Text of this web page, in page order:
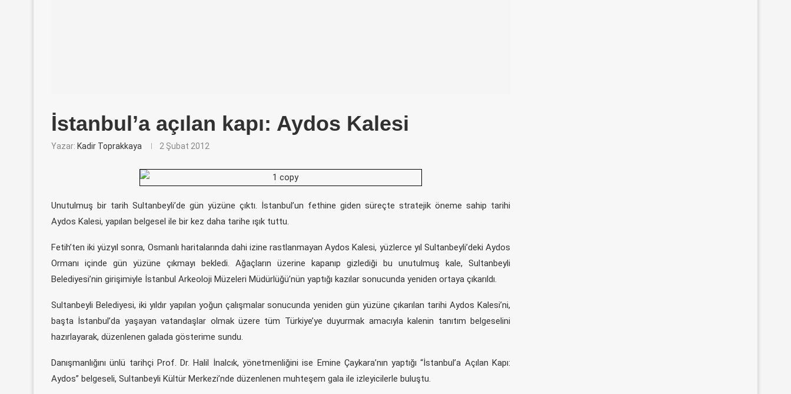
İstanbul’a açılan kapı: Aydos Kalesi
Yazar: Kadir Toprakkaya 2 Şubat 2012
Unutulmuş bir tarih Sultanbeyli’de gün yüzüne çıktı. İstanbul’un fethine giden süreçte stratejik öneme sahip tarihi
Aydos Kalesi, yapılan belgesel ile bir kez daha tarihe ışık tuttu.
Fetih’ten iki yüzyıl sonra, Osmanlı haritalarında dahi izine rastlanmayan Aydos Kalesi, yüzlerce yıl Sultanbeyli’deki Aydos
Ormanı içinde gün yüzüne çıkmayı bekledi. Ağaçların üzerine kapanıp gizlediği bu unutulmuş kale, Sultanbeyli
Belediyesi’nin girişimiyle İstanbul Arkeoloji Müzeleri Müdürlüğü’nün yaptığı kazılar sonucunda yeniden ortaya çıkarıldı.
Sultanbeyli Belediyesi, iki yıldır yapılan yoğun çalışmalar sonucunda yeniden gün yüzüne çıkarılan tarihi Aydos Kalesi’ni,
başta İstanbul’da yaşayan vatandaşlar olmak üzere tüm Türkiye’ye duyurmak amacıyla kalenin tanıtım belgeselini
hazırlayarak, düzenlenen galada gösterime sundu.
Danışmanlığını ünlü tarihçi Prof. Dr. Halil İnalcık, yönetmenliğini ise Emine Çaykara’nın yaptığı “İstanbul’a Açılan Kapı:
Aydos” belgeseli, Sultanbeyli Kültür Merkezi’nde düzenlenen muhteşem gala ile izleyicilerle buluştu.